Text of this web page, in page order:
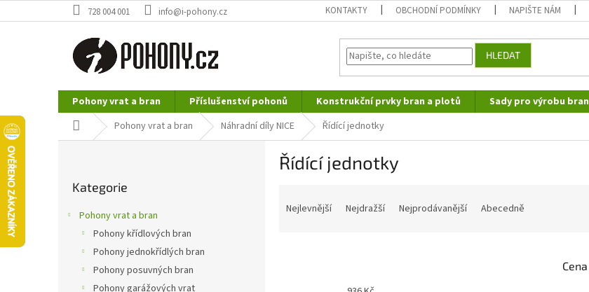
na
728 004 001 info@i-pohony.cz KONTAKTY OBCHODNÍ PODMÍNKY NAPIŠTE NÁM
HLEDAT
Pohony vrat a bran Příslušenství pohonů Konstrukční prvky bran a plotů Sady pro výrobu bran
Nerezové polotovary
Hutní materiál
Domů Pohony vrat a bran Náhradní díly NICE Řídící jednotky
kategorie
Kategorie
Pohony vrat a bran
Pohony křídlových bran
Pohony jednokřídlých bran
Pohony posuvných bran
Pohony garážových vrat
Řídící jednotky
Nejlevnější Nejdražší Nejprodávanější Abecedně
Cena